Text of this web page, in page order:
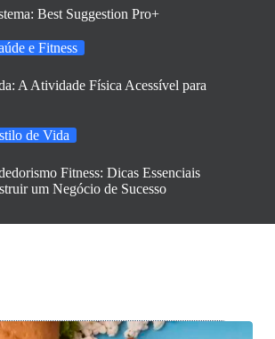
Best Suggestion Pro+
e Fitness
A Atividade Física Acessível para
de Vida
Fitness: Dicas Essenciais
um Negócio de Sucesso